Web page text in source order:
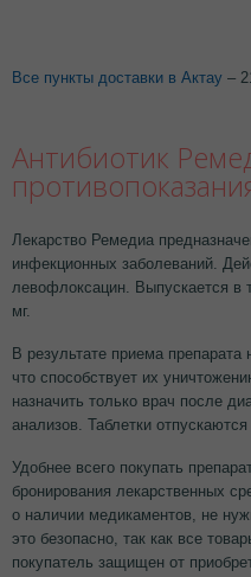
Все пункты доставки в Актау –
Антибиотик
Лекарство Ремедиа
инфекционных заболеваний.
левофлоксацин. Выпускается в
мг.
В результате приема
что способствует их
назначить только врач после
анализов. Таблетки отпускаются
Удобнее всего покупать
бронирования лекарственных
о наличии медикаментов, не
это безопасно, так как все
покупатель защищен от